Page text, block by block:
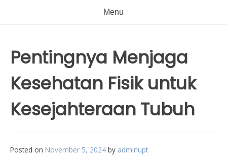
Menu
Pentingnya Menjaga
Kesehatan Fisik untuk
Kesejahteraan Tubuh
Posted on November 5, 2024 by adminupt